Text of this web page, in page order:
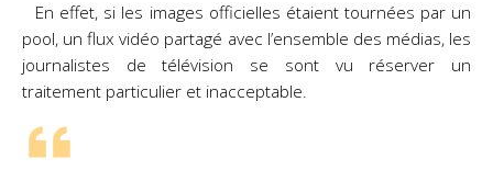
En effet, si les images officielles étaient tournées par un
pool, un flux vidéo partagé avec l’ensemble des médias, les
journalistes de télévision se sont vu réserver un
traitement particulier et inacceptable.